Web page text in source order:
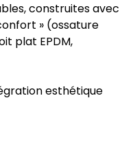
construites avec
» (ossature
plat EPDM,
esthétique